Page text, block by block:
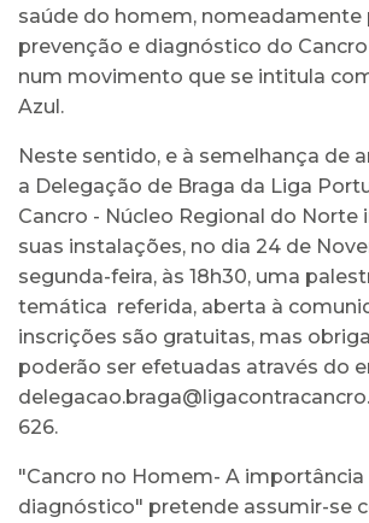
saúde do homem, nomeadamente
prevenção e diagnóstico do
num movimento que se intitula
Azul.
Neste sentido, e à semelhança de
a Delegação de Braga da Liga
Cancro - Núcleo Regional do Norte
suas instalações, no dia 24 de
segunda-feira, às 18h30, uma
temática referida, aberta à
inscrições são gratuitas, mas
poderão ser efetuadas através do
626.
"Cancro no Homem- A
diagnóstico" pretende assumir-se